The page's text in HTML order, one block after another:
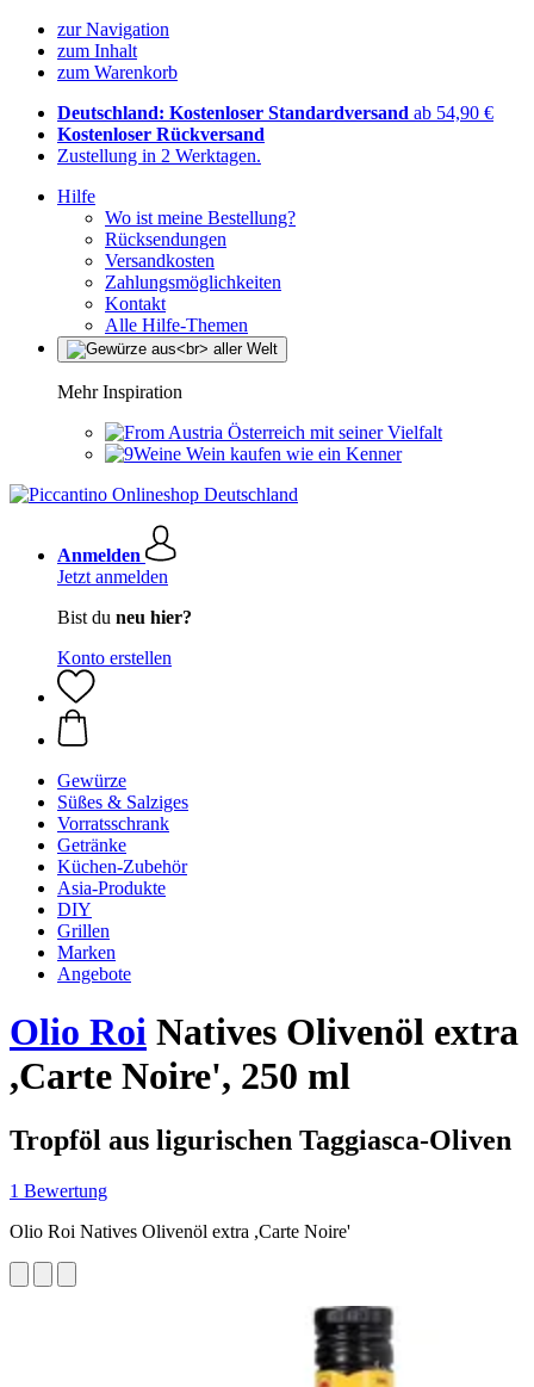
zur Navigation
zum Inhalt
zum Warenkorb
Deutschland: Kostenloser Standardversand ab 54,90 €
Kostenloser Rückversand
Zustellung in 2 Werktagen.
Hilfe
Wo ist meine Bestellung?
Rücksendungen
Versandkosten
Zahlungsmöglichkeiten
Kontakt
Alle Hilfe-Themen
Mehr Inspiration
Österreich mit seiner Vielfalt
Wein kaufen wie ein Kenner
Anmelden
Jetzt anmelden
Bist du neu hier?
Konto erstellen
Gewürze
Süßes & Salziges
Vorratsschrank
Getränke
Küchen-Zubehör
Asia-Produkte
DIY
Grillen
Marken
Angebote
Olio Roi Natives Olivenöl extra
,Carte Noire', 250 ml
Tropföl aus ligurischen Taggiasca-Oliven
1 Bewertung
Olio Roi Natives Olivenöl extra ,Carte Noire'